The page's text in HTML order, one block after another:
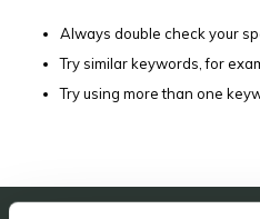
Always double check your
Try similar keywords, for
Try using more than one